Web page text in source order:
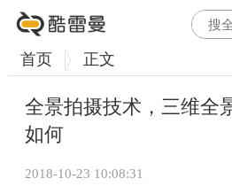
首页 正文
全景拍摄技术，三维全
如何
2018-10-23 10:08:31